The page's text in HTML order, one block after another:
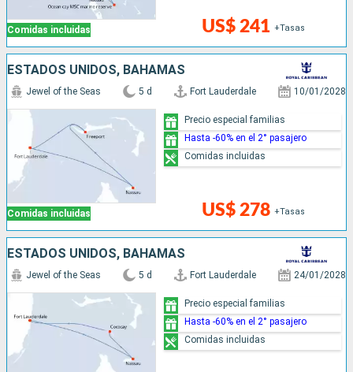
Comidas incluidas US$ 241 +Tasas
ESTADOS UNIDOS, BAHAMAS
Comidas incluidas
Jewel of the Seas 5 d Fort Lauderdale 10/01/2028
US$ 278 +Tasas
Precio especial familias
Hasta -60% en el 2° pasajero
Comidas incluidas
ESTADOS UNIDOS, BAHAMAS
Jewel of the Seas 5 d Fort Lauderdale 24/01/2028
Precio especial familias
Hasta -60% en el 2° pasajero
Comidas incluidas